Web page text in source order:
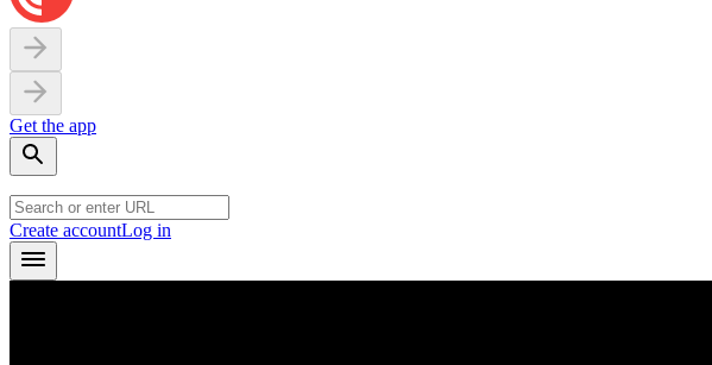
Get the app
Create accountLog in